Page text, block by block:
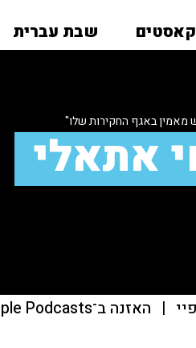
שבת עברית
באגף החקירות שלו"
אתאלי
| האזנה ב־Apple Podcasts